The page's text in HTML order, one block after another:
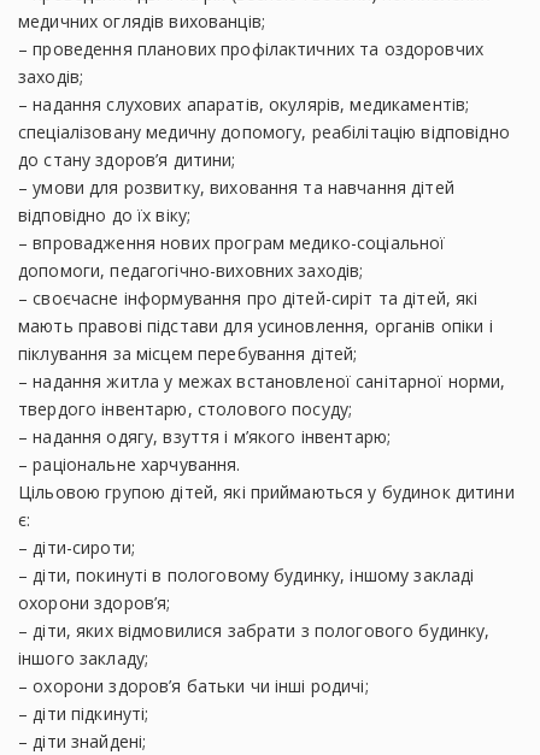
медичних оглядів вихованців;
– проведення планових профілактичних та оздоровчих
заходів;
– надання слухових апаратів, окулярів, медикаментів;
спеціалізовану медичну допомогу, реабілітацію відповідно
до стану здоров’я дитини;
– умови для розвитку, виховання та навчання дітей
відповідно до їх віку;
– впровадження нових програм медико-соціальної
допомоги, педагогічно-виховних заходів;
– своєчасне інформування про дітей-сиріт та дітей, які
мають правові підстави для усиновлення, органів опіки і
піклування за місцем перебування дітей;
– надання житла у межах встановленої санітарної норми,
твердого інвентарю, столового посуду;
– надання одягу, взуття і м’якого інвентарю;
– раціональне харчування.
Цільовою групою дітей, які приймаються у будинок дитини
є:
– діти-сироти;
– діти, покинуті в пологовому будинку, іншому закладі
охорони здоров’я;
– діти, яких відмовилися забрати з пологового будинку,
іншого закладу;
– охорони здоров’я батьки чи інші родичі;
– діти підкинуті;
– діти знайдені;